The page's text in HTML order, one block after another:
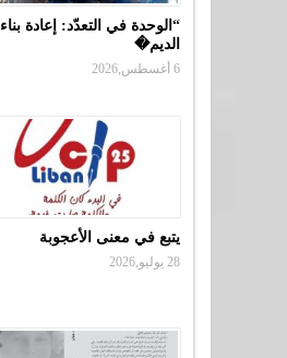
“الوحدة في التعدّد: إعادة بناء
الديم�
6 أغسطس,2026
يتبع في معنى الأعجوبة
28 يوليو,2026